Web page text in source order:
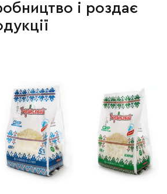
і роздає